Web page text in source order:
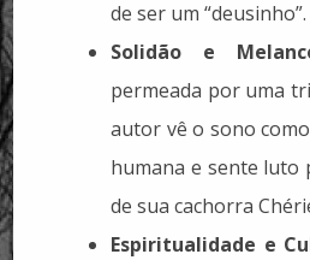
de ser um “deusinho”.
Solidão e
permeada por uma
autor vê o sono
humana e sente luto
de sua cachorra
Espiritualidade e